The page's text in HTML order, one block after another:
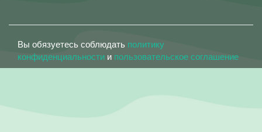
Вы обязуетесь соблюдать политику
конфиденциальности и пользовательское соглашение